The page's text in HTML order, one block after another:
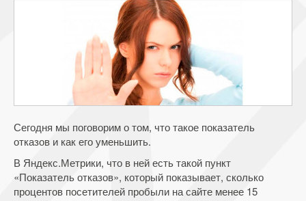
Сегодня мы поговорим о том, что такое показатель
отказов и как его уменьшить.
В Яндекс.Метрики, что в ней есть такой пункт
«Показатель отказов», который показывает, сколько
процентов посетителей пробыли на сайте менее 15